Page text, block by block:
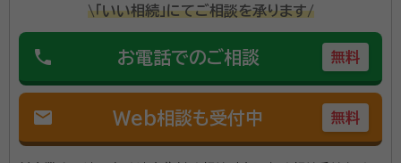
\「いい相続」にてご相談を承ります/
phone お電話でのご相談 無料
mail Web相談も受付中 無料